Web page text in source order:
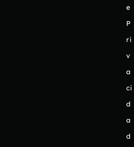
e
P
ri
v
a
ci
d
a
d